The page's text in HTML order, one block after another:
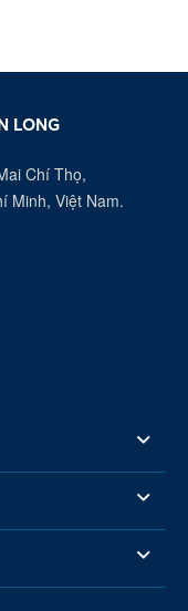
LONG
Chí Thọ,
Minh, Việt Nam.